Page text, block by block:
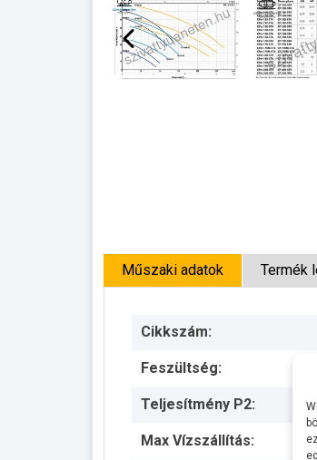
Műszaki adatok Termék
Cikkszám:
Feszültség:
Teljesítmény P2:
Max Vízszállítás: